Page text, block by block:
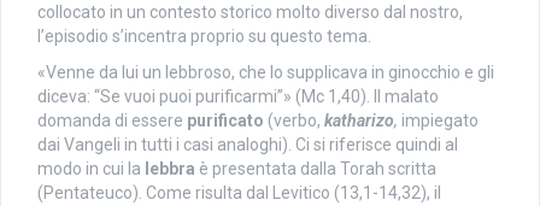
collocato in un contesto storico molto diverso dal nostro,
l’episodio s’incentra proprio su questo tema.
«Venne da lui un lebbroso, che lo supplicava in ginocchio e gli
diceva: “Se vuoi puoi purificarmi”» (Mc 1,40). Il malato
domanda di essere purificato (verbo, katharizo, impiegato
dai Vangeli in tutti i casi analoghi). Ci si riferisce quindi al
modo in cui la lebbra è presentata dalla Torah scritta
(Pentateuco). Come risulta dal Levitico (13,1-14,32), il